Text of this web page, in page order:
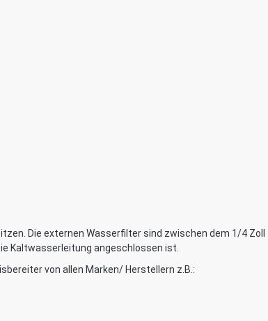
Die externen Wasserfilter sind zwischen dem 1/4 Zoll
Kaltwasserleitung angeschlossen ist.
von allen Marken/ Herstellern z.B.: